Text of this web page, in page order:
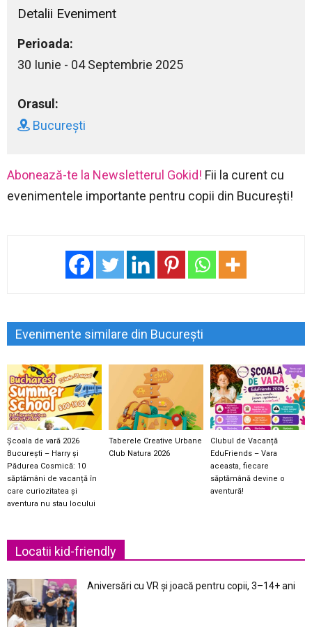
Detalii Eveniment
Perioada:
30 Iunie - 04 Septembrie 2025
Orasul:
București
Abonează-te la Newsletterul Gokid! Fii la curent cu
evenimentele importante pentru copii din București!
Evenimente similare din București
Școala de vară 2026
București – Harry și
Pădurea Cosmică: 10
săptămâni de vacanță în
care curiozitatea și
aventura nu stau locului
Taberele Creative Urbane
Club Natura 2026
Clubul de Vacanță
EduFriends – Vara
aceasta, fiecare
săptămână devine o
aventură!
Locatii kid-friendly
Aniversări cu VR și joacă pentru copii, 3–14+ ani